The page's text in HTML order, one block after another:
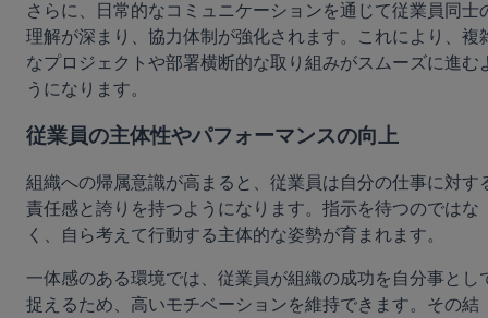
さらに、日常的なコミュニケーションを通じて従業員同士
理解が深まり、協力体制が強化されます。これにより、複
なプロジェクトや部署横断的な取り組みがスムーズに進む
うになります。
従業員の主体性やパフォーマンスの向上
組織への帰属意識が高まると、従業員は自分の仕事に対す
責任感と誇りを持つようになります。指示を待つのではな
く、自ら考えて行動する主体的な姿勢が育まれます。
一体感のある環境では、従業員が組織の成功を自分事とし
捉えるため、高いモチベーションを維持できます。その結